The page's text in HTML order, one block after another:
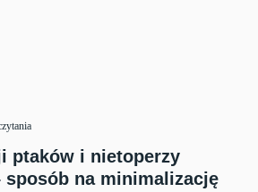
ptaków i nietoperzy
sposób na minimalizację